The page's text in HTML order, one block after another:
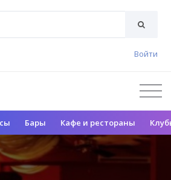
Войти
Бары Кафе и рестораны